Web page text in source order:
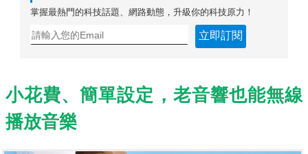
掌握最熱門的科技話題、網路動態，升級你的科技原力！
立即訂閱
小花費、簡單設定，老音響也能無線
播放音樂